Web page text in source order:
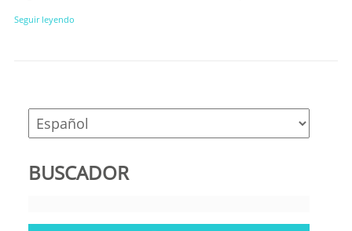
Seguir leyendo
BUSCADOR